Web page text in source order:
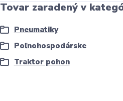
Tovar zaradený v
Pneumatiky
Poľnohospodárske
Traktor pohon